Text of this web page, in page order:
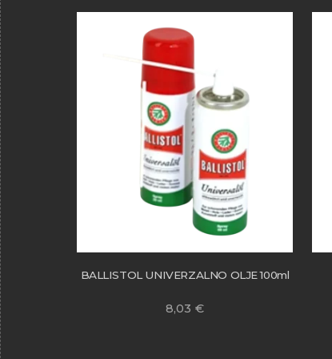
BALLISTOL UNIVERZALNO OLJE 100ml
8,03€